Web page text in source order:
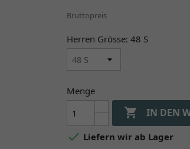
Bruttopreis
Herren Grösse: 48 S
Menge
 IN DEN
 Liefern wir ab Lager